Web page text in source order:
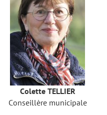
Colette TELLIER
Conseillère municipale